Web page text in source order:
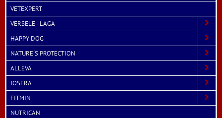
VETEXPERT
VERSELE - LAGA
HAPPY DOG
NATURE´S PROTECTION
ALLEVA
JOSERA
FITMIN
NUTRICAN